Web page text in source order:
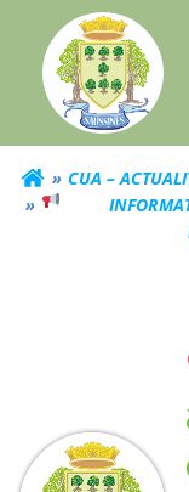
contenu
CUA –